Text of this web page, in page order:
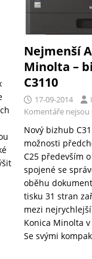
Nejmenší
Minolta –
C3110
17-09-2014
Komentáře
Nový bizhub
možnosti
C25 především
spojené se
oběhu
tisku 31 stran
mezi
Konica Minolta
Se svými